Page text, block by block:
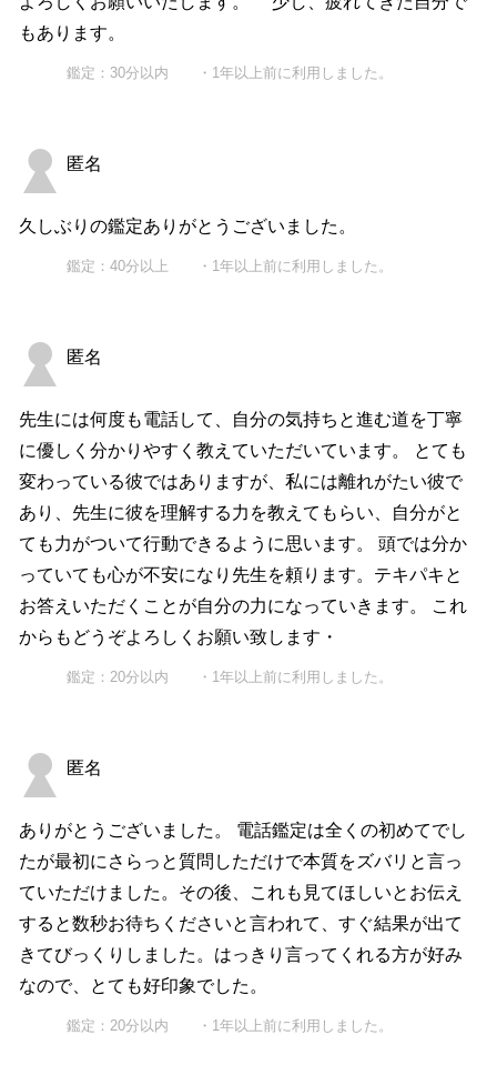
もあります。
鑑定：30分以内 ・1年以上前に利用しました。
匿名
久しぶりの鑑定ありがとうございました。
鑑定：40分以上 ・1年以上前に利用しました。
匿名
先生には何度も電話して、自分の気持ちと進む道を丁寧
に優しく分かりやすく教えていただいています。 とても
変わっている彼ではありますが、私には離れがたい彼で
あり、先生に彼を理解する力を教えてもらい、自分がと
ても力がついて行動できるように思います。 頭では分か
っていても心が不安になり先生を頼ります。テキパキと
お答えいただくことが自分の力になっていきます。 これ
からもどうぞよろしくお願い致します・
鑑定：20分以内 ・1年以上前に利用しました。
匿名
ありがとうございました。 電話鑑定は全くの初めてでし
たが最初にさらっと質問しただけで本質をズバリと言っ
ていただけました。その後、これも見てほしいとお伝え
すると数秒お待ちくださいと言われて、すぐ結果が出て
きてびっくりしました。はっきり言ってくれる方が好み
なので、とても好印象でした。
鑑定：20分以内 ・1年以上前に利用しました。